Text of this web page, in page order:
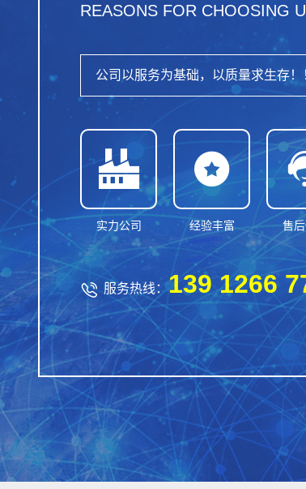
REASONS FOR CHOOSING
公司以服务为基础，以质量求生存！

实力公司

经验丰富 售
 服务热线：139 1266